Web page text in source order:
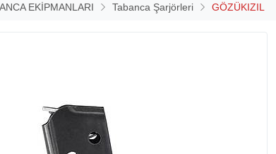
EKİPMANLARI Tabanca Şarjörleri GÖZÜKIZIL